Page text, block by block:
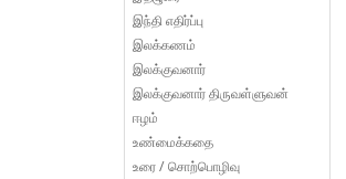
இந்தி எதிர்ப்பு
இலக்கணம்
இலக்குவனார்
இலக்குவனார் திருவள்ளுவன்
ஈழம்
உண்மைக்கதை
உரை / சொற்பொழிவு